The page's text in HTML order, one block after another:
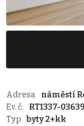
Adresa
náměstí
Ev. č.
RT1337-
Typ byty 2+kk